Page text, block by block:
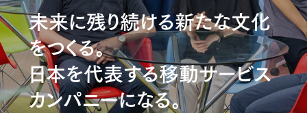
未来に残り続ける新たな文化
をつくる。
日本を代表する移動サービス
カンパニーになる。